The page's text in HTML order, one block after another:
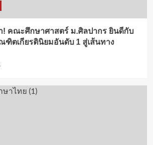
า! คณะศึกษาศาสตร์ ม.ศิลปากร ยินดีกับ
ฑิตเกียรตินิยมอันดับ 1 สู่เส้นทาง